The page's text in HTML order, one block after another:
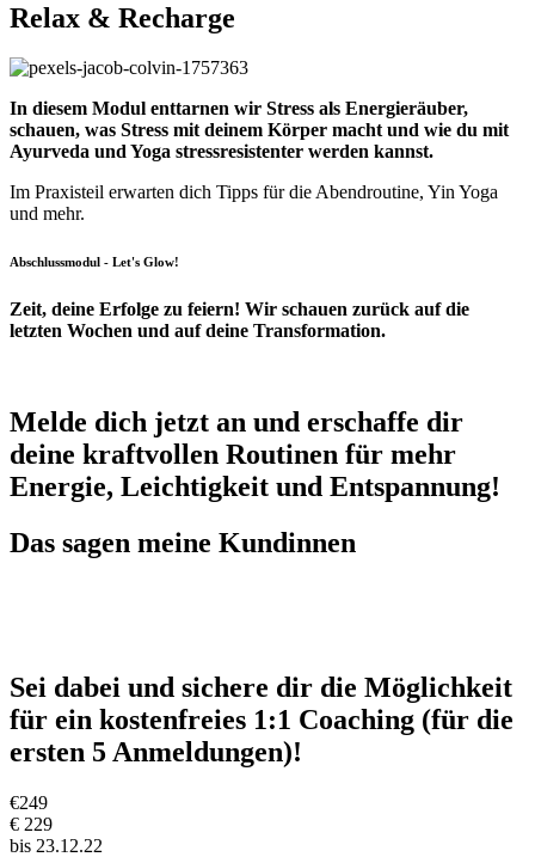
Relax & Recharge
In diesem Modul enttarnen wir Stress als Energieräuber,
schauen, was Stress mit deinem Körper macht und wie du mit
Ayurveda und Yoga stressresistenter werden kannst.
Im Praxisteil erwarten dich Tipps für die Abendroutine, Yin Yoga
und mehr.
Abschlussmodul - Let's Glow!
Zeit, deine Erfolge zu feiern! Wir schauen zurück auf die
letzten Wochen und auf deine Transformation.
Melde dich jetzt an und erschaffe dir
deine kraftvollen Routinen für mehr
Energie, Leichtigkeit und Entspannung!
Das sagen meine Kundinnen
Sei dabei und sichere dir die Möglichkeit
für ein kostenfreies 1:1 Coaching (für die
ersten 5 Anmeldungen)!
€249
€ 229
bis 23.12.22